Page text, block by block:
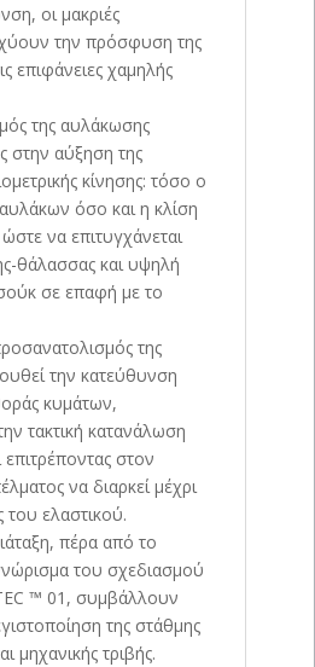
οι μακριές
την πρόσφυση της
επιφάνειες χαμηλής
της αυλάκωσης
στην αύξηση της
κίνησης: τόσο ο
όσο και η κλίση
να επιτυγχάνεται
θάλασσας και υψηλή
σε επαφή με το
της
την κατεύθυνση
κυμάτων,
τακτική κατανάλωση
στον
να διαρκεί μέχρι
του ελαστικού.
πέρα ​​από το
του σχεδιασμού
™ 01, συμβάλλουν
της στάθμης
μηχανικής τριβής.